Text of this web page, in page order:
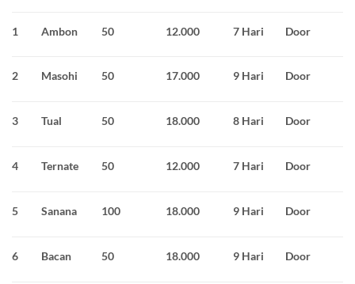
1 Ambon 50 12.000 7 Hari Door
2 Masohi 50 17.000 9 Hari Door
3 Tual 50 18.000 8 Hari Door
4 Ternate 50 12.000 7 Hari Door
5 Sanana 100 18.000 9 Hari Door
6 Bacan 50 18.000 9 Hari Door